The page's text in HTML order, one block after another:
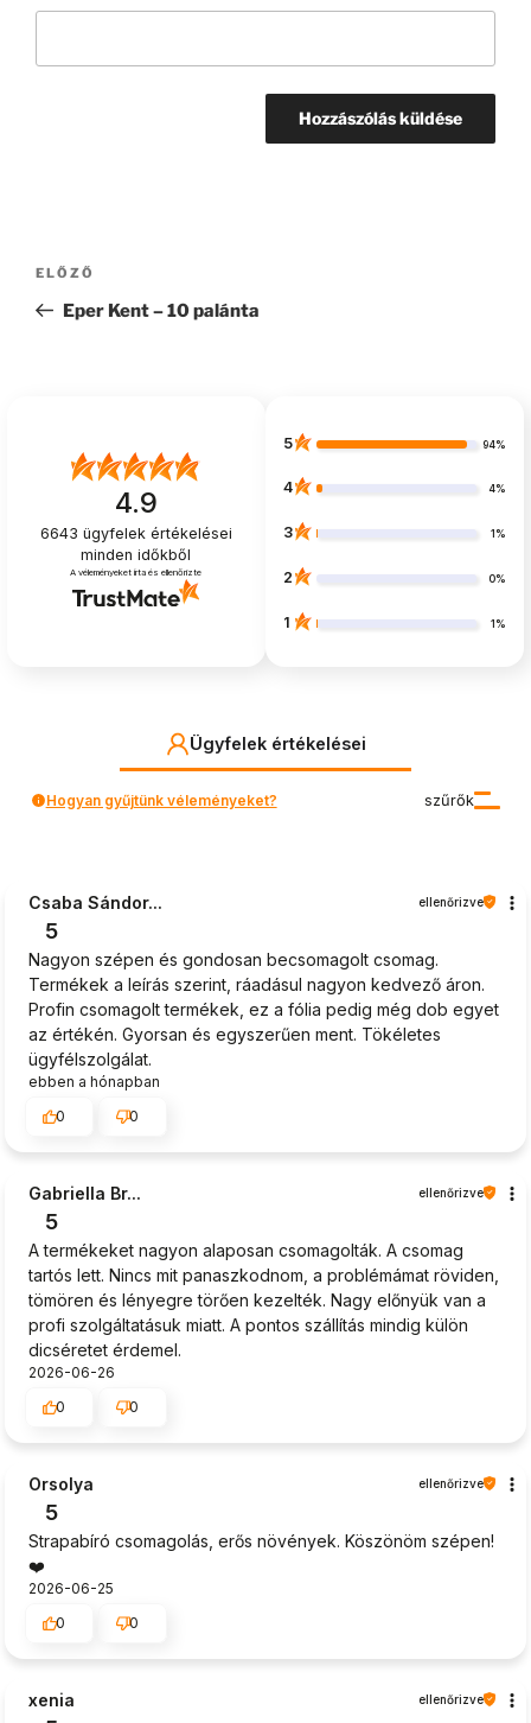
Bejegyzés
Korábbi
bejegyzés
ELŐZŐ
Eper Kent – 10 palánta
4.9
6643 ügyfelek értékelései
minden időkből
A véleményeket írta és ellenőrizte
5 94%
4 4%
3 1%
2 0%
1 1%
Ügyfelek értékelései
szűrők
Hogyan gyűjtünk véleményeket?
Csaba Sándor... ellenőrizve
5
Nagyon szépen és gondosan becsomagolt csomag.
Termékek a leírás szerint, ráadásul nagyon kedvező áron.
Profin csomagolt termékek, ez a fólia pedig még dob egyet
az értékén. Gyorsan és egyszerűen ment. Tökéletes
ügyfélszolgálat.
ebben a hónapban
0
0
Gabriella Br... ellenőrizve
5
A termékeket nagyon alaposan csomagolták. A csomag
tartós lett. Nincs mit panaszkodnom, a problémámat röviden,
tömören és lényegre törően kezelték. Nagy előnyük van a
profi szolgáltatásuk miatt. A pontos szállítás mindig külön
dicséretet érdemel.
2026-06-26
0
0
Orsolya ellenőrizve
5
Strapabíró csomagolás, erős növények. Köszönöm szépen!
❤️
2026-06-25
0
0
xenia ellenőrizve